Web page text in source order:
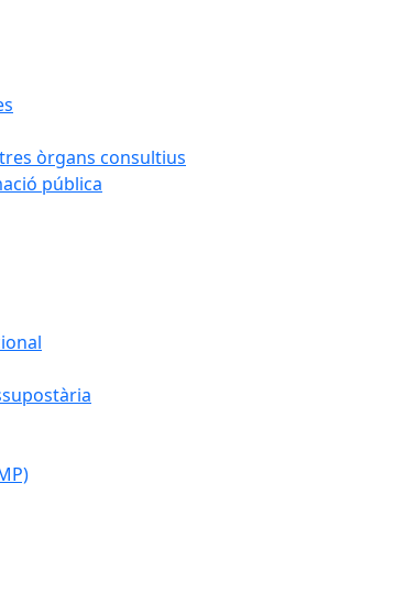
òrgans consultius
pública